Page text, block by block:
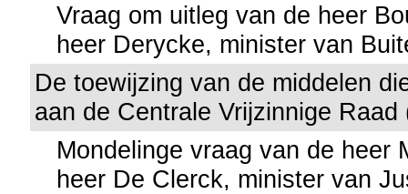
Vraag om uitleg van de heer
heer Derycke, minister van
De toewijzing van de middelen
aan de Centrale Vrijzinnige Raad
Mondelinge vraag van de heer
heer De Clerck, minister van